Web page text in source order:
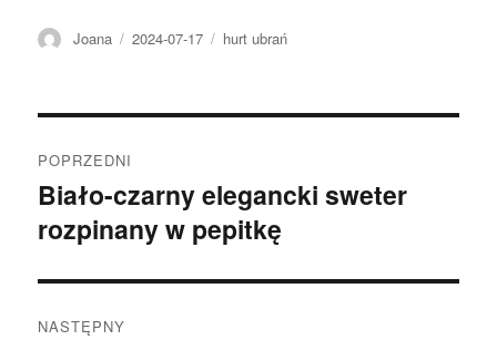
Autor
Joana Opublikowano
2024-07-17 Kategorie
hurt ubrań
wpisu
POPRZEDNI
Poprzedni
wpis:
Biało-czarny elegancki sweter
rozpinany w pepitkę
NASTĘPNY